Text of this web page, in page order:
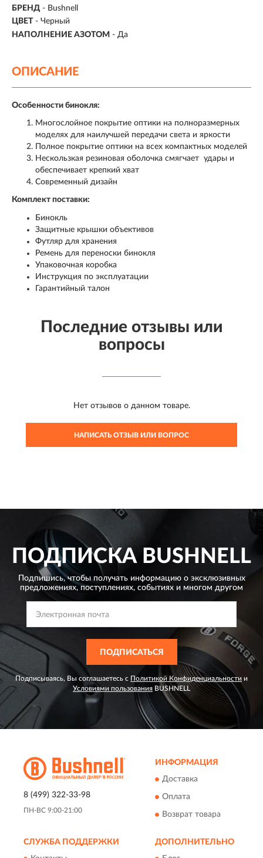
БРЕНД - Bushnell
ЦВЕТ - Черный
НАПОЛНЕНИЕ АЗОТОМ - Да
ОПИСАНИЕ
Особенности бинокля:
Многослойное покрытие оптики на полноразмерных
моделях для наилучшей передачи света и яркости
Полное покрытие оптики на всех компактных моделей
Нескользкая резиновая оболочка смягчает удары и
обеспечивает крепкий хват
Современный дизайн
Комплект поставки:
Бинокль
Защитные крышки объективов
Футляр для хранения
Ремень для переноски бинокля
Упаковочная коробка
Инструкция по эксплуатации
Гарантийный талон
Последние отзывы или
вопросы
Нет отзывов о данном товаре.
НАПИСАТЬ ОТЗЫВ ИЛИ ВОПРОС
ПОДПИСКА BUSHNELL
Подпишись, чтобы получать информацию о эксклюзивных
предложениях,поступлениях, событиях и многом другом
ПОДПИСАТЬСЯ
Подписываясь, Вы соглашаетесь с Политикой Конфиденциальности и
Условиями пользования BUSHNELL
8 (499) 322-33-98
ПН-ВС 9:00-21:00
ИНФОРМАЦИЯ
Доставка
Оплата
Возврат товара
СЛУЖБА ПОДДЕРЖКИ ДОПОЛНИТЕЛЬНО